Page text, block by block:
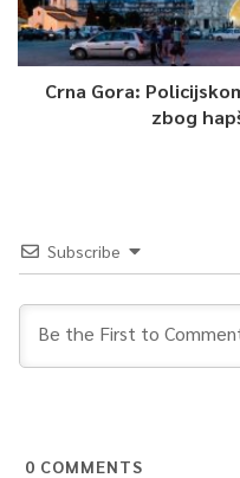
Crna Gora:
zbog
Subscribe
0 COMMENTS